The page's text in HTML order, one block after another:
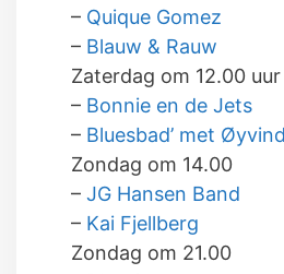
– Quique Gomez
– Blauw & Rauw
Zaterdag om 12.00 uur
– Bonnie en de Jets
– Bluesbad’ met
Zondag om 14.00
– JG Hansen Band
– Kai Fjellberg
Zondag om 21.00